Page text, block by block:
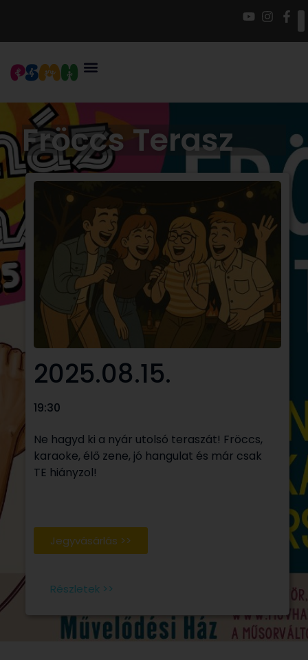
Fröccs Terasz
2025.08.15.
19:30
Ne hagyd ki a nyár utolsó teraszát! Fröccs,
karaoke, élő zene, jó hangulat és már csak
TE hiányzol!
Jegyvásárlás >>
Részletek >>